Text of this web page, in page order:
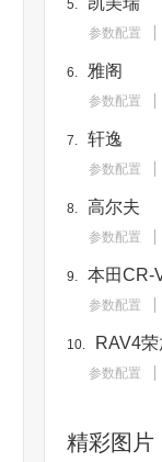
5.
参数配置
6. 雅阁
参数配置
7. 轩逸
参数配置
8. 高尔夫
参数配置
9. 本田CR-
参数配置
10. RAV4
参数配置
精彩图片